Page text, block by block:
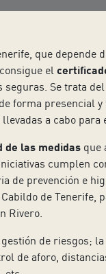
que depende
el
seguras. Se trata del
, de forma presencial
a cabo para
de las medidasque
cumplen
prevención e
Cabildo de
Rivero.
de riesgos;
de aforo,